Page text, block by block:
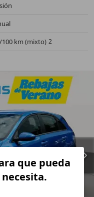
100 km (mixto)
que pueda